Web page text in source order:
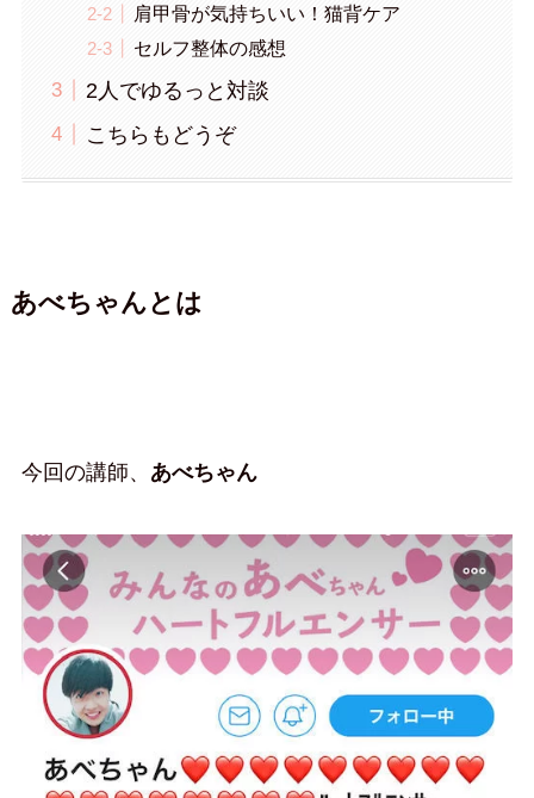
肩甲骨が気持ちいい！猫背ケア
セルフ整体の感想
2人でゆるっと対談
こちらもどうぞ
あべちゃんとは
今回の講師、 あべちゃん